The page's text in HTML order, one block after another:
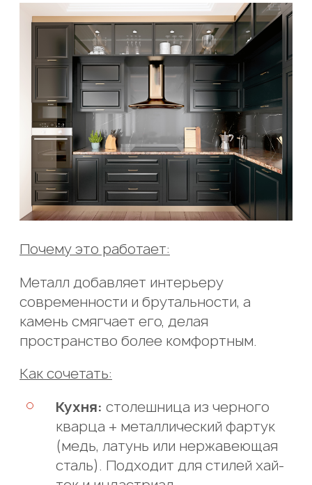
Почему это работает:
Металл добавляет интерьеру
современности и брутальности, а
камень смягчает его, делая
пространство более комфортным.
Как сочетать:
Кухня: столешница из черного
кварца + металлический фартук
(медь, латунь или нержавеющая
сталь). Подходит для стилей хай-